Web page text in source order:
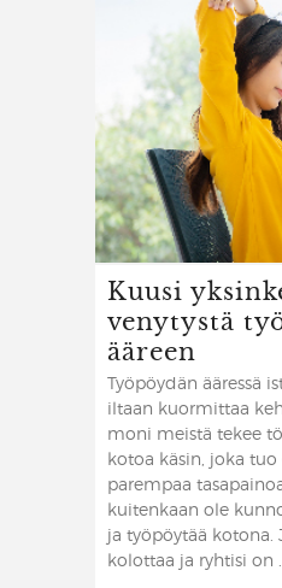
Kuusi
venytystä
ääreen
Työpöydän ääressä
iltaan kuormittaa
moni meistä tekee
kotoa käsin, joka tuo
parempaa
kuitenkaan ole
ja työpöytää kotona.
kolottaa ja ryhtisi on